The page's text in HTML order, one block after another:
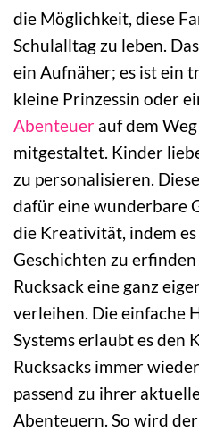
die Möglichkeit, diese
Schulalltag zu leben.
ein Aufnäher; es ist ein
kleine Prinzessin oder
Abenteuer auf dem
mitgestaltet. Kinder
zu personalisieren.
dafür eine wunderbare
die Kreativität, indem
Geschichten zu
Rucksack eine ganz
verleihen. Die einfache
Systems erlaubt es den
Rucksacks immer
passend zu ihrer
Abenteuern. So wird